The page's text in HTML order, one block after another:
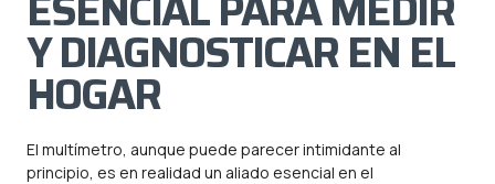
Y DIAGNOSTICAR EN EL
HOGAR
El multímetro, aunque puede parecer intimidante al
principio, es en realidad un aliado esencial en el